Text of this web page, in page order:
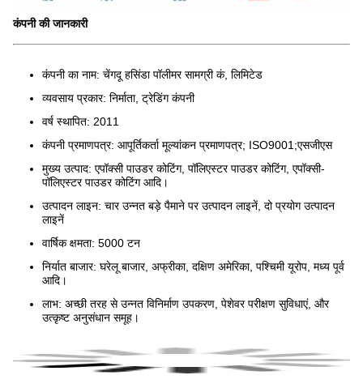
कंपनी की जानकारी
कंपनी का नाम: चेंगदू हसिंडा पॉलीमर सामग्री कं, लिमिटेड
व्यवसाय प्रकार: निर्माता, ट्रेडिंग कंपनी
वर्ष स्थापित: 2011
कंपनी प्रमाणपत्र: आपूर्तिकर्ता मूल्यांकन प्रमाणपत्र; ISO9001;एसजीएस
मुख्य उत्पाद: एपॉक्सी पाउडर कोटिंग, पॉलिएस्टर पाउडर कोटिंग, एपॉक्सी-
पॉलिएस्टर पाउडर कोटिंग आदि।
उत्पादन लाइन: चार उन्नत बड़े पैमाने पर उत्पादन लाइनें, दो प्रयोग उत्पादन
लाइनें
वार्षिक क्षमता: 5000 टन
निर्यात बाजार: घरेलू बाजार, अफ्रीका, दक्षिण अमेरिका, पश्चिमी यूरोप, मध्य पूर्व
आदि।
लाभ: अच्छी तरह से उन्नत विनिर्माण उपकरण, पेशेवर परीक्षण सुविधाएं, और
उत्कृष्ट अनुसंधान समूह।